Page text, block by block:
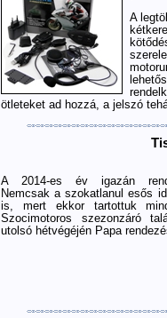
A
ötleteket ad hozzá, a jelszó
A 2014-es év igazán
Nemcsak a szokatlanul esős
is, mert ekkor tartottuk
Szocimotoros szezonzáró
utolsó hétvégéjén Papa